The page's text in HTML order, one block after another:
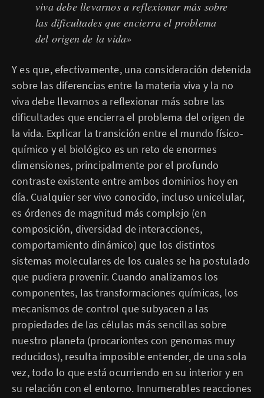
viva debe llevarnos a reflexionar más sobre
las dificultades que encierra el problema
del origen de la vida»
Y es que, efectivamente, una consideración detenida
sobre las diferencias entre la materia viva y la no
viva debe llevarnos a reflexionar más sobre las
dificultades que encierra el problema del origen de
la vida. Explicar la transición entre el mundo físico-
químico y el biológico es un reto de enormes
dimensiones, principalmente por el profundo
contraste existente entre ambos dominios hoy en
día. Cualquier ser vivo conocido, incluso unicelular,
es órdenes de magnitud más complejo (en
composición, diversidad de interacciones,
comportamiento dinámico) que los distintos
sistemas moleculares de los cuales se ha postulado
que pudiera provenir. Cuando analizamos los
componentes, las transformaciones químicas, los
mecanismos de control que subyacen a las
propiedades de las células más sencillas sobre
nuestro planeta (procariontes con genomas muy
reducidos), resulta imposible entender, de una sola
vez, todo lo que está ocurriendo en su interior y en
su relación con el entorno. Innumerables reacciones